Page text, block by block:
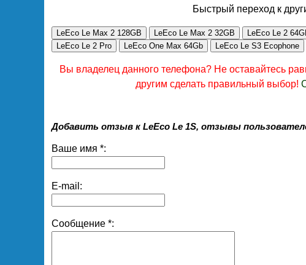
Быстрый переход к
LeEco Le Max 2 128GB LeEco Le Max 2 32GB LeEco Le 2
LeEco Le 2 Pro
LeEco One Max 64Gb LeEco Le S3 Ecophone
Вы владелец данного телефона? Не оставайтесь
другим сделать правильный выбор!
Добавить отзыв к LeEco Le 1S, отзывы
Ваше имя *:
E-mail:
Сообщение *: